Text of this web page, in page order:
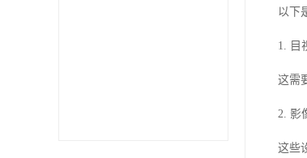
以下
1. 目
这需
2. 影
这些